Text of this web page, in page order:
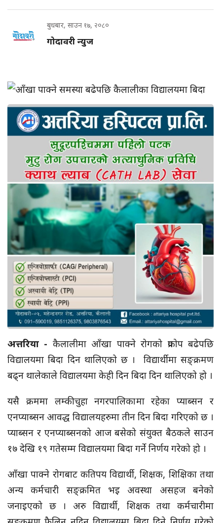
बुधबार, साउन १७, २०८०
गोदावरी न्युज
अत्तरिया - कैलालीमा आँखा पाक्ने रोगको प्रकोप बढेपछि
विद्यालयमा बिदा दिन थालिएको छ । विद्यार्थीमा सङ्क्रमण
बढ्न थालेकाले विद्यालयमा केही दिन बिदा दिन थालिएको हो ।
यसै क्रममा लम्कीचुहा नगरपालिकामा रहेका प्याब्सन र
एनप्याब्सन आवद्ध विद्यालयहरुमा तीन दिन बिदा गरिएको छ ।
प्याब्सन र एनप्याब्सनको आज बसेको संयुक्त बैठकले साउन
१७ देखि १९ गतेसम्म विद्यालयमा बिदा गर्ने निर्णय गरेको हो ।
आँखा पाक्ने रोगबाट कतिपय विद्यार्थी, शिक्षक, शिक्षिका तथा
अन्य कर्मचारी सङ्क्रमित भइ अवस्था असहज बनेको
जनाइएको छ । अरु विद्यार्थी, शिक्षक तथा कर्मचारीमा